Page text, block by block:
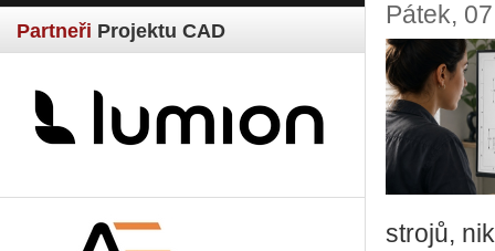
Partneři Projektu CAD
Pátek,
stro­jů,